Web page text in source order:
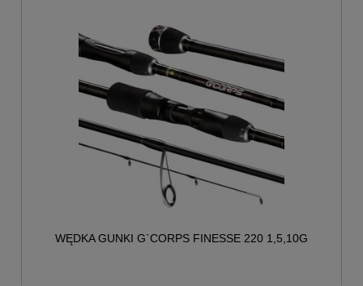
WĘDKA GUNKI G`CORPS FINESSE 220 1,5,10G